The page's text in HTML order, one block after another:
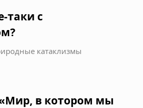
таки с
катаклизмы
в котором мы